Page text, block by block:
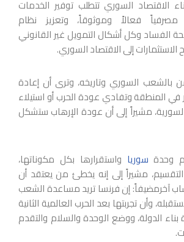
الاقتصاد السوري تتطلب توفير الخدمات
مصرفياً فعالاً وموثوقاً، وتعزيز نظام
الفساد وكل أشكال التمويل غير القانوني
إلى الاقتصاد السوري.
بالشعب السوري وتاريخه، وترى أن إعادة
في المنطقة وتفادي عودة الحرب أو استيلاء
مشيراً إلى أن عودة الإرهاب ستشكل
وحدة سوريا واستقرارها بكل مكوناتها،
مشيراً إلى إنه يخطئ من يعتقد أن
آخرمضيفاً: إن فرنسا تريد مساعدة الشعب
وأن تجربتها بعد الحرب العالمية الثانية
الدولة، ووضع الوحدة والسلام والتقدم